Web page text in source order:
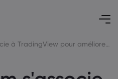
pour améliorer l'expérience du trading en ligne